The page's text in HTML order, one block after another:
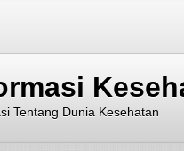
Tentang Dunia Kesehatan